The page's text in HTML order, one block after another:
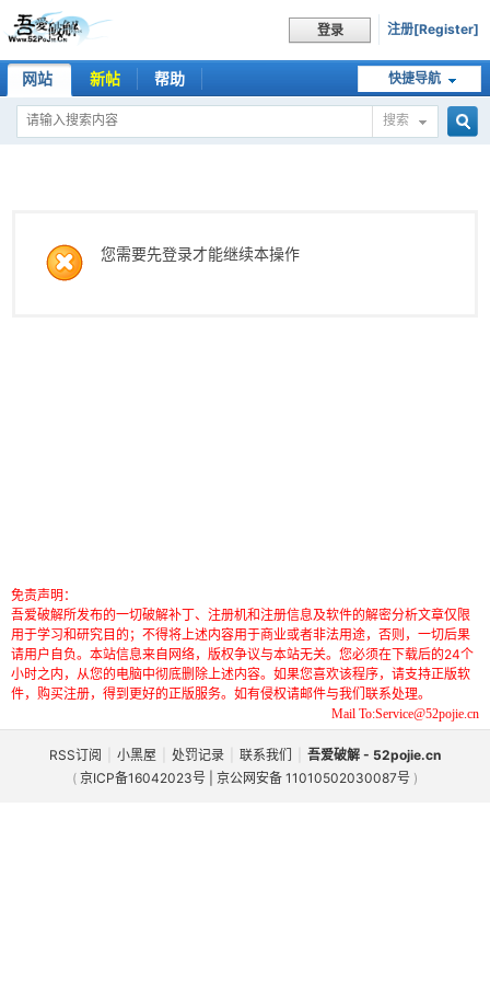
登录 注册[Register]
快捷导航
网站 新帖 帮助
搜索
您需要先登录才能继续本操作
免责声明：
吾爱破解所发布的一切破解补丁、注册机和注册信息及软件的解密分析文章仅限
用于学习和研究目的；不得将上述内容用于商业或者非法用途，否则，一切后果
请用户自负。本站信息来自网络，版权争议与本站无关。您必须在下载后的24个
小时之内，从您的电脑中彻底删除上述内容。如果您喜欢该程序，请支持正版软
件，购买注册，得到更好的正版服务。如有侵权请邮件与我们联系处理。
Mail To:Service@52pojie.cn
RSS订阅 小黑屋 处罚记录 联系我们
吾爱破解 - 52pojie.cn
( 京ICP备16042023号 | 京公网安备 11010502030087号 )